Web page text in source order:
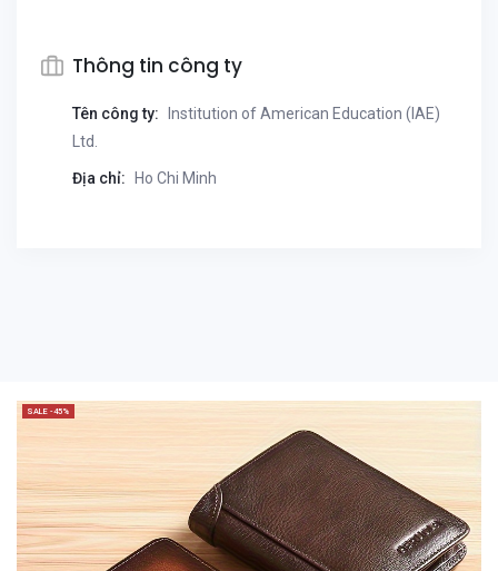
Thông tin công ty
Tên công ty:
Institution of American Education (IAE)
Ltd.
Địa chỉ: Ho Chi Minh
SALE -45%